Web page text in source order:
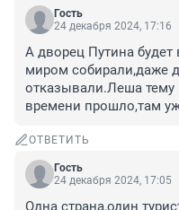
Гость
24 декабря 2024, 17:16
А дворец Путина будет
миром собирали,даже
отказывали.Леша тему
времени прошло,там
ОТВЕТИТЬ
Гость
24 декабря 2024, 17:05
Одна страна,один